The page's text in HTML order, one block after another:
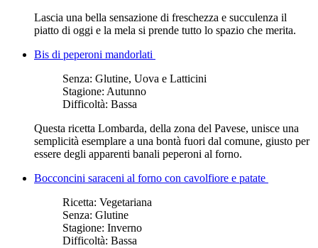
Lascia una bella sensazione di freschezza e succulenza il
piatto di oggi e la mela si prende tutto lo spazio che merita.
Bis di peperoni mandorlati
Senza: Glutine, Uova e Latticini
Stagione: Autunno
Difficoltà: Bassa
Questa ricetta Lombarda, della zona del Pavese, unisce una
semplicità esemplare a una bontà fuori dal comune, giusto per
essere degli apparenti banali peperoni al forno.
Bocconcini saraceni al forno con cavolfiore e patate
Ricetta: Vegetariana
Senza: Glutine
Stagione: Inverno
Difficoltà: Bassa